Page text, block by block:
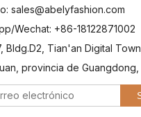
sales@abelyfashion.com
Wechat: +86-18122871002
Bldg.D2, Tian'an Digital
provincia de Guangdong,